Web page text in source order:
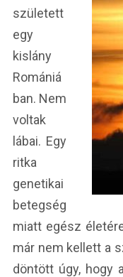
született
egy
kislány
Romániá
ban. Nem
voltak
lábai. Egy
ritka
genetikai
betegség
miatt egész
már nem kellett a
döntött úgy, hogy